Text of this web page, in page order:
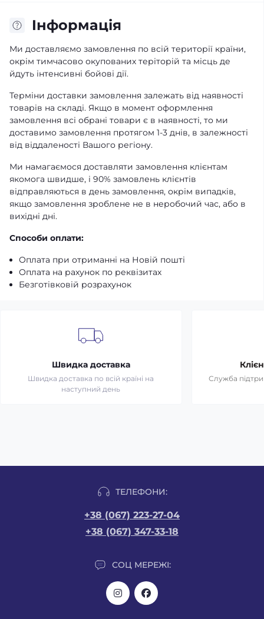
Iнформація
Ми доставляємо замовлення по всій території країни,
окрім тимчасово окупованих теріторій та місць де
йдуть інтенсивні бойові дії.
Терміни доставки замовлення залежать від наявності
товарів на складі. Якщо в момент оформлення
замовлення всі обрані товари є в наявності, то ми
доставимо замовлення протягом 1-3 днів, в залежності
від віддаленості Вашого регіону.
Ми намагаємося доставляти замовлення клієнтам
якомога швидше, і 90% замовлень клієнтів
відправляються в день замовлення, окрім випадків,
якщо замовлення зроблене не в неробочий час, або в
вихідні дні.
Способи оплати:
Оплата при отриманні на Новій пошті
Оплата на рахунок по реквізитах
Безготівковій розрахунок
Швидка доставка
Швидка доставка по всій країні на
наступний день
Служба
ТЕЛЕФОНИ:
+38 (067) 223-27-04
+38 (067) 347-33-18
СОЦ МЕРЕЖІ: